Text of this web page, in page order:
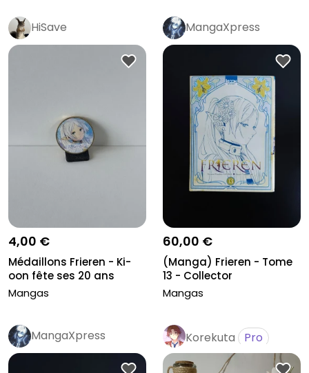
HiSave
4,00 €
Médaillons Frieren - Ki-
oon fête ses 20 ans
Mangas
MangaXpress
60,00 €
(Manga) Frieren - Tome
13 - Collector
Mangas
MangaXpress Korekuta Pro